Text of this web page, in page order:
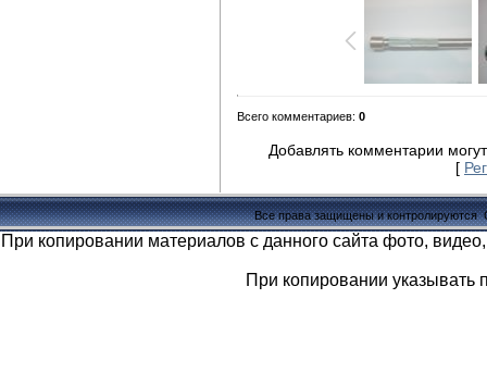
Всего комментариев: 0
Добавлять комментарии
[
Все права защищены и контролируются
При копировании материалов с данного сайта фото,
При копировании